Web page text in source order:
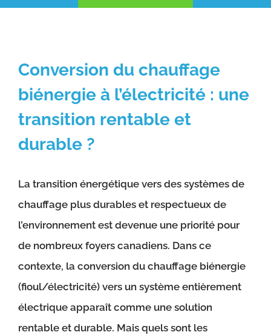
Conversion du chauffage
biénergie à l’électricité : une
transition rentable et
durable ?
La transition énergétique vers des systèmes de
chauffage plus durables et respectueux de
l’environnement est devenue une priorité pour
de nombreux foyers canadiens. Dans ce
contexte, la conversion du chauffage biénergie
(fioul/électricité) vers un système entièrement
électrique apparaît comme une solution
rentable et durable. Mais quels sont les